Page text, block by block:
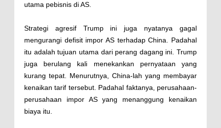
utama pebisnis di AS.
Strategi agresif Trump ini juga nyatanya gagal
mengurangi defisit impor AS terhadap China. Padahal
itu adalah tujuan utama dari perang dagang ini. Trump
juga berulang kali menekankan pernyataan yang
kurang tepat. Menurutnya, China-lah yang membayar
kenaikan tarif tersebut. Padahal faktanya, perusahaan-
perusahaan impor AS yang menanggung kenaikan
biaya itu.